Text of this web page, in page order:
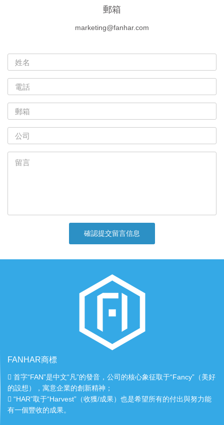
郵箱
marketing@fanhar.com
確認提交留言信息
FANHAR商標
首字“FAN”是中文“凡”的發音，公司的核心象征取于“Fancy”（美好
的設想），寓意企業的創新精神；
“HAR”取于“Harvest”（收獲/成果）也是希望所有的付出與努力能
有一個豐收的成果。